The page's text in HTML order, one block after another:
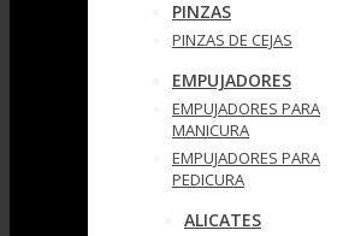
PINZAS
PINZAS DE CEJAS
EMPUJADORES
EMPUJADORES PARA
MANICURA
EMPUJADORES PARA
PEDICURA
ALICATES